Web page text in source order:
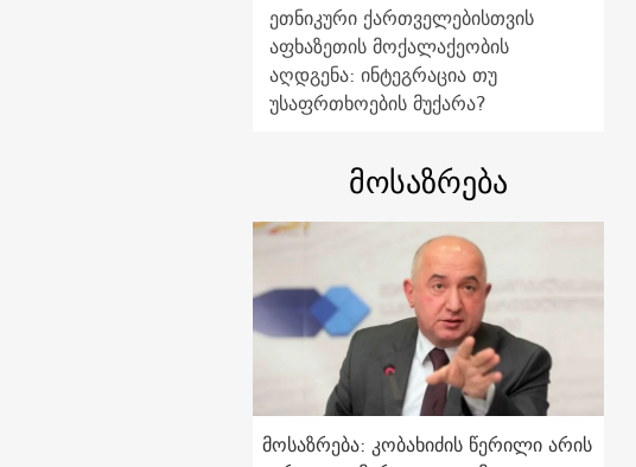
ეთნიკური ქართველებისთვის
აფხაზეთის მოქალაქეობის
აღდგენა: ინტეგრაცია თუ
უსაფრთხოების მუქარა?
მოსაზრება
მოსაზრება: კობახიძის წერილი არის